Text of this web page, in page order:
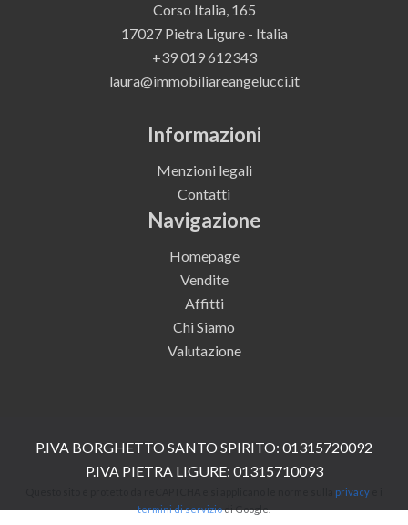
Corso Italia, 165
17027 Pietra Ligure - Italia
+39 019 612343
laura@immobiliareangelucci.it
Informazioni
Menzioni legali
Contatti
Navigazione
Homepage
Vendite
Affitti
Chi Siamo
Valutazione
P.IVA BORGHETTO SANTO SPIRITO: 01315720092
P.IVA PIETRA LIGURE: 01315710093
privacy
termini di serviziodi Google.